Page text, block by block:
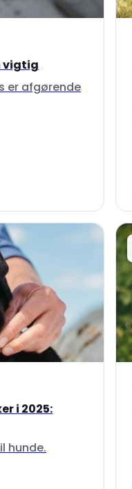
vigtig
er afgørende
i 2025:
hunde.